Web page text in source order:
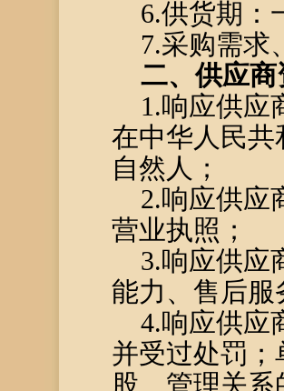
6.供货期：
7.采购需求
二、供应商
1.响应供应
在中华人民
自然人；
2.响应供应
营业执照；
3.响应供应
能力、售后
4.响应供应
并受过处罚
股、管理关